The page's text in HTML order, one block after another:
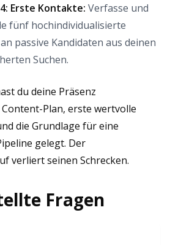
Erste Kontakte: Verfasse und
fünf hochindividualisierte
passive Kandidaten aus deinen
Suchen.
du deine Präsenz
Plan, erste wertvolle
die Grundlage für eine
gelegt. Der
verliert seinen Schrecken.
Fragen